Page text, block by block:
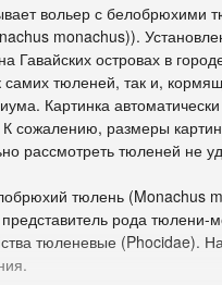
вольер с белобрюхими
monachus)).
Гавайских островах в
самих тюленей, так и,
Картинка
сожалению, размеры
рассмотреть тюленей не
тюлень (Monachus
рода тюлени-
тюленевые (Phocidae).